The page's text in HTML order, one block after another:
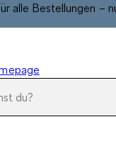
alle Bestellungen –